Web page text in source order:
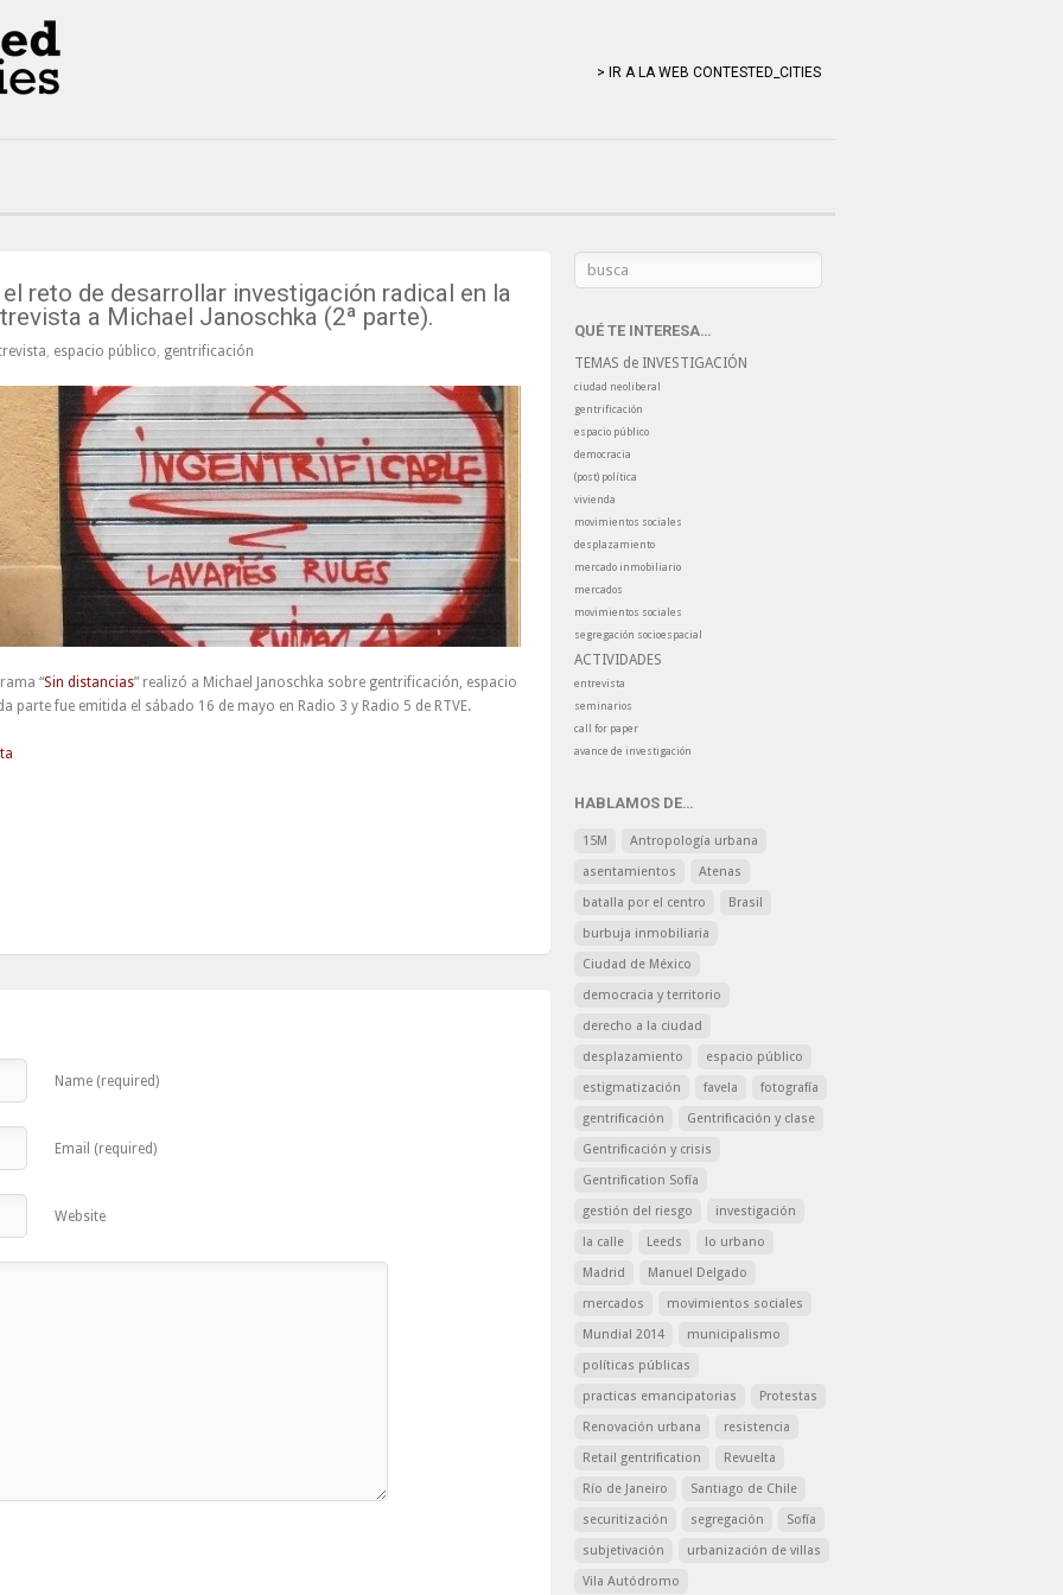
> IR A LA WEB CONTESTED_CITIES
reto de desarrollar investigación radical en la
a Michael Janoschka (2ª parte).
, espacio público, gentrificación
“Sin distancias” realizó a Michael Janoschka sobre gentrificación, espacio
parte fue emitida el sábado 16 de mayo en Radio 3 y Radio 5 de RTVE.
Name (required)
Email (required)
Website
QUÉ TE INTERESA…
TEMAS de INVESTIGACIÓN
ciudad neoliberal
gentrificación
espacio público
democracia
(post) política
vivienda
movimientos sociales
desplazamiento
mercado inmobiliario
mercados
movimientos sociales
segregación socioespacial
ACTIVIDADES
entrevista
seminarios
call for paper
avance de investigación
HABLAMOS DE…
15M
Antropología urbana
asentamientos
Atenas
batalla por el centro
Brasil
burbuja inmobiliaria
Ciudad de México
democracia y territorio
derecho a la ciudad
desplazamiento
espacio público
estigmatización
favela
fotografía
gentrificación
Gentrificación y clase
Gentrificación y crisis
Gentrification Sofía
gestión del riesgo
investigación
la calle
Leeds
lo urbano
Madrid
Manuel Delgado
mercados
movimientos sociales
Mundial 2014
municipalismo
políticas públicas
practicas emancipatorias
Protestas
Renovación urbana
resistencia
Retail gentrification
Revuelta
Río de Janeiro
Santiago de Chile
securitización
segregación
Sofía
subjetivación
urbanización de villas
Vila Autódromo